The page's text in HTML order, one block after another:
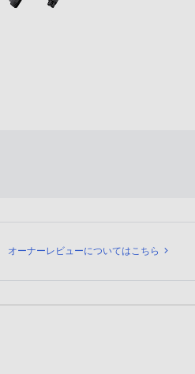
うち
レビュー
オーナーレビューについてはこちら